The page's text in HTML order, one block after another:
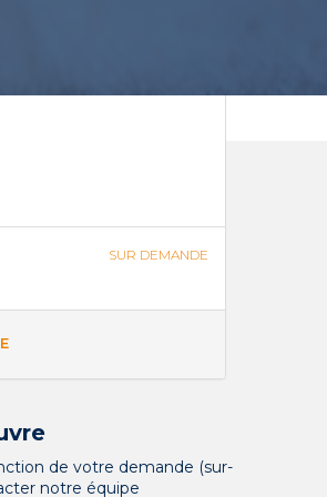
de votre demande (sur-
notre équipe
SUR DEMANDE